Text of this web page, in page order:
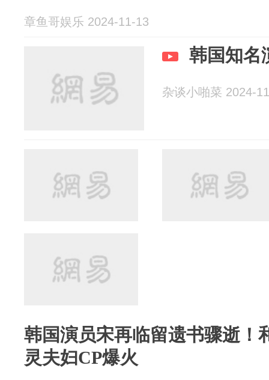
章鱼哥娱乐 2024-11-13
韩国知名
杂谈小啪菜 2024-
韩国演员宋再临留遗书骤逝！
灵夫妇CP爆火